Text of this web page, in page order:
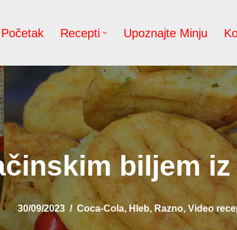
Početak Recepti Upoznajte Minju
biljem
30/09/2023 Coca-Cola,Hleb, Razno, Video